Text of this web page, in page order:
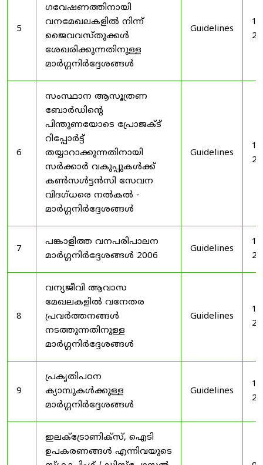
5
ഗവേഷണത്തിനായി
വനമേഖലകളിൽ നിന്ന്
ജൈവവസ്തുക്കൾ
ശേഖരിക്കുന്നതിനുള്ള
മാർഗ്ഗനിർദ്ദേശങ്ങൾ
Guidelines
6
സംസ്ഥാന ആസൂത്രണ
ബോർഡിൻ്റെ
പിന്തുണയോടെ പ്രോജക്ട്
റിപ്പോർട്ട്
തയ്യാറാക്കുന്നതിനായി
സർക്കാർ വകുപ്പുകൾക്ക്
കൺസൾട്ടൻസി സേവന
വിദഗ്ധരെ നൽകൽ -
മാർഗ്ഗനിർദ്ദേശങ്ങൾ
Guidelines
7
പങ്കാളിത്ത വനപരിപാലന
മാർഗ്ഗനിർദ്ദേശങ്ങൾ 2006
Guidelines
8
വന്യജീവി ആവാസ
മേഖലകളിൽ വനേതര
പ്രവർത്തനങ്ങൾ
നടത്തുന്നതിനുള്ള
മാർഗ്ഗനിർദ്ദേശങ്ങൾ
Guidelines
9
പ്രകൃതിപഠന
ക്യാമ്പുകൾക്കുള്ള
മാർഗ്ഗനിർദ്ദേശങ്ങൾ
Guidelines
ഇലക്‌ട്രോണിക്‌സ്, ഐടി
ഉപകരണങ്ങൾ എന്നിവയുടെ